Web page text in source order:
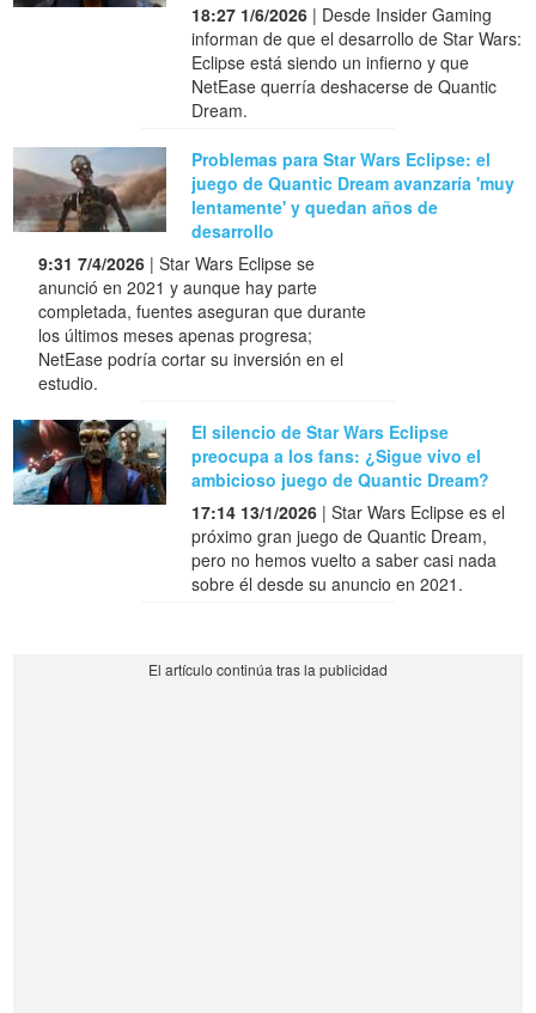
18:27 1/6/2026 | Desde Insider Gaming
informan de que el desarrollo de Star Wars:
Eclipse está siendo un infierno y que
NetEase querría deshacerse de Quantic
Dream.
Problemas para Star Wars Eclipse: el
juego de Quantic Dream avanzaría 'muy
lentamente' y quedan años de
desarrollo
9:31 7/4/2026 | Star Wars Eclipse se
anunció en 2021 y aunque hay parte
completada, fuentes aseguran que durante
los últimos meses apenas progresa;
NetEase podría cortar su inversión en el
estudio.
El silencio de Star Wars Eclipse
preocupa a los fans: ¿Sigue vivo el
ambicioso juego de Quantic Dream?
17:14 13/1/2026 | Star Wars Eclipse es el
próximo gran juego de Quantic Dream,
pero no hemos vuelto a saber casi nada
sobre él desde su anuncio en 2021.